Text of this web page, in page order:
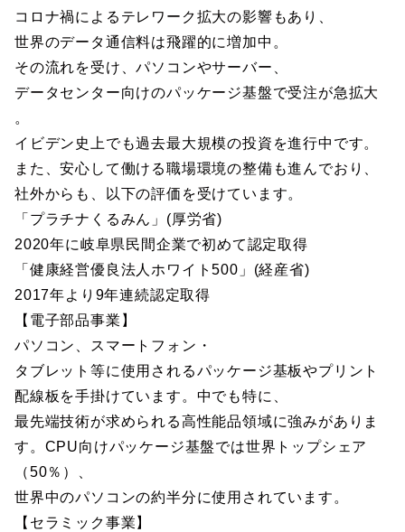
コロナ禍によるテレワーク拡大の影響もあり、
世界のデータ通信料は飛躍的に増加中。
その流れを受け、パソコンやサーバー、
データセンター向けのパッケージ基盤で受注が急拡大
。
イビデン史上でも過去最大規模の投資を進行中です。
また、安心して働ける職場環境の整備も進んでおり、
社外からも、以下の評価を受けています。
「プラチナくるみん」(厚労省)
2020年に岐阜県民間企業で初めて認定取得
「健康経営優良法人ホワイト500」(経産省)
2017年より9年連続認定取得
【電子部品事業】
パソコン、スマートフォン・
タブレット等に使用されるパッケージ基板やプリント
配線板を手掛けています。中でも特に、
最先端技術が求められる高性能品領域に強みがありま
す。CPU向けパッケージ基盤では世界トップシェア
（50％）、
世界中のパソコンの約半分に使用されています。
【セラミック事業】